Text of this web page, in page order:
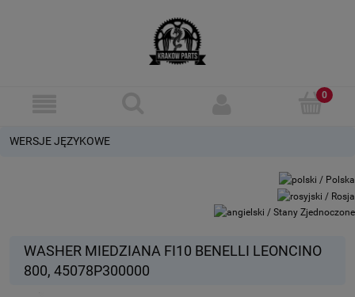
WERSJE JĘZYKOWE
WASHER MIEDZIANA FI10 BENELLI LEONCINO
800, 45078P300000